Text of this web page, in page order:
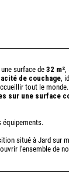
surface de 32 m²,
de couchage,
tout le
sur une surface
équipements.
situé à Jard sur
l'ensemble de